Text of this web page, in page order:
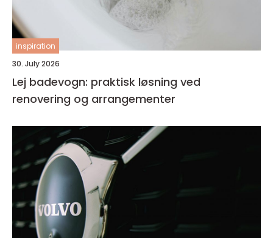
inspiration
30. July 2026
Lej badevogn: praktisk løsning ved
renovering og arrangementer